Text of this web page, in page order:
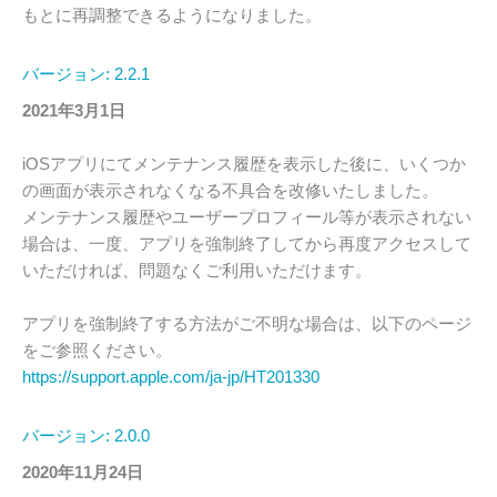
もとに再調整できるようになりました。
バージョン: 2.2.1
2021年3月1日
iOSアプリにてメンテナンス履歴を表示した後に、いくつか
の画面が表示されなくなる不具合を改修いたしました。
メンテナンス履歴やユーザープロフィール等が表示されない
場合は、一度、アプリを強制終了してから再度アクセスして
いただければ、問題なくご利用いただけます。
アプリを強制終了する方法がご不明な場合は、以下のページ
をご参照ください。
https://support.apple.com/ja-jp/HT201330
バージョン: 2.0.0
2020年11月24日